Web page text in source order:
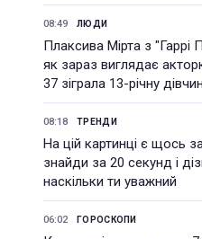
08:49 ЛЮДИ
Плаксива Мірта з "Гаррі
як зараз виглядає
37 зіграла 13-річну
08:18 ТРЕНДИ
На цій картинці є щось
знайди за 20 секунд і
наскільки ти уважний
06:02 ГОРОСКОПИ